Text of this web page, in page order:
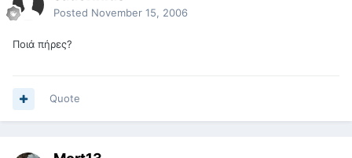
Posted November 15, 2006
Ποιά πήρες?
Quote